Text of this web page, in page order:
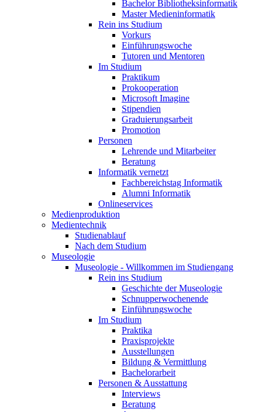
Bachelor Bibliotheksinformatik
Master Medieninformatik
Rein ins Studium
Vorkurs
Einführungswoche
Tutoren und Mentoren
Im Studium
Praktikum
Prokooperation
Microsoft Imagine
Stipendien
Graduierungsarbeit
Promotion
Personen
Lehrende und Mitarbeiter
Beratung
Informatik vernetzt
Fachbereichstag Informatik
Alumni Informatik
Onlineservices
Medienproduktion
Medientechnik
Studienablauf
Nach dem Studium
Museologie
Museologie - Willkommen im Studiengang
Rein ins Studium
Geschichte der Museologie
Schnupperwochenende
Einführungswoche
Im Studium
Praktika
Praxisprojekte
Ausstellungen
Bildung & Vermittlung
Bachelorarbeit
Personen & Ausstattung
Interviews
Beratung